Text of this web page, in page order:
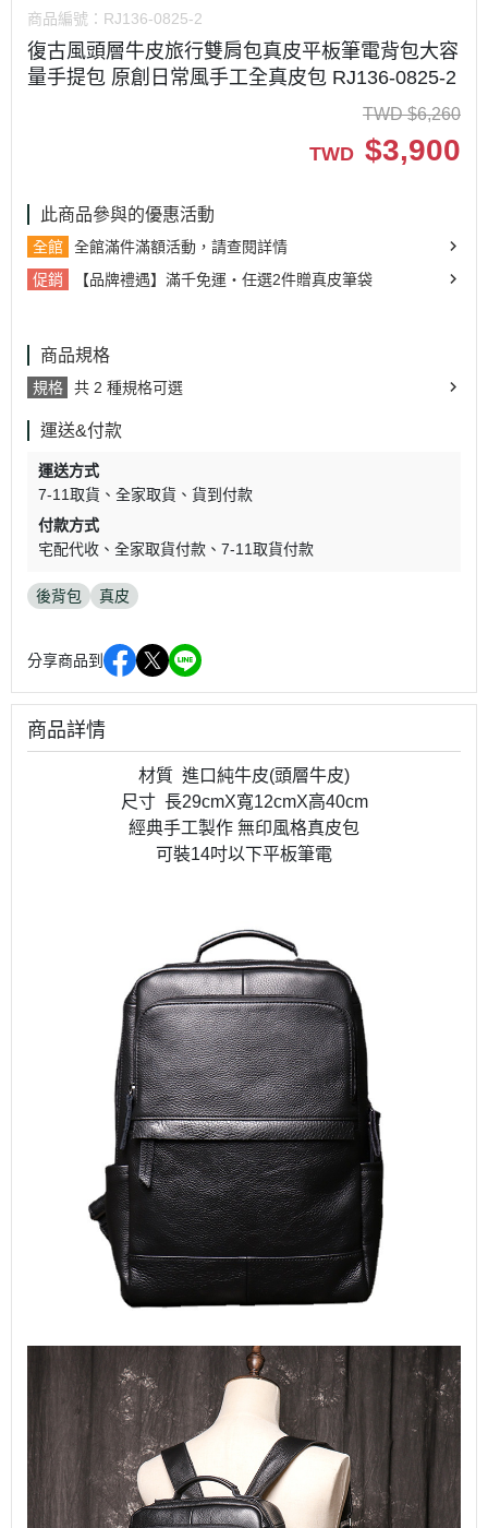
商品編號： RJ136-0825-2
復古風頭層牛皮旅行雙肩包真皮平板筆電背包大容
量手提包 原創日常風手工全真皮包 RJ136-0825-2
TWD $6,260
TWD $3,900
此商品參與的優惠活動
全館
全館滿件滿額活動，請查閱詳情
促銷
【品牌禮遇】滿千免運・任選2件贈真皮筆袋
商品規格
規格 共 2 種規格可選
運送&付款
運送方式
7-11取貨
全家取貨
貨到付款
付款方式
宅配代收
全家取貨付款 7-11取貨付款
後背包 真皮
分享商品到
商品詳情
材質 進口純牛皮(頭層牛皮)
尺寸 長29cmX寬12cmX高40cm
經典手工製作 無印風格真皮包
可裝14吋以下平板筆電